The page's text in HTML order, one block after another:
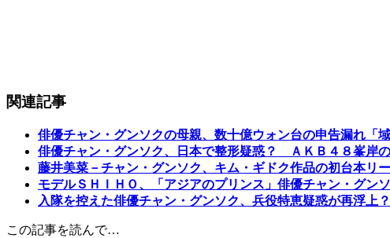
関連記事
俳優チャン・グンソクの母親、数十億ウォン台の申告漏れ「
俳優チャン・グンソク、日本で整形疑惑？ ＡＫＢ４８峯岸
藤井美菜－チャン・グンソク、キム・ギドク作品の初台本リ
モデルＳＨＩＨＯ、「アジアのプリンス」俳優チャン・グン
入隊を控えた俳優チャン・グンソク、兵役特恵疑惑が再浮上？
この記事を読んで…